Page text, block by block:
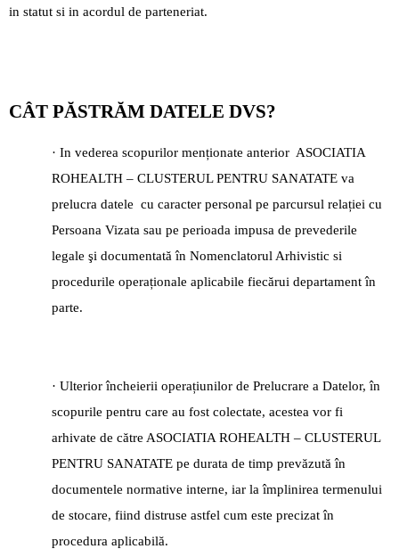
in statut si in acordul de parteneriat.
CÂT PĂSTRĂM DATELE DVS?
· In vederea scopurilor menționate anterior ASOCIATIA
ROHEALTH – CLUSTERUL PENTRU SANATATE va
prelucra datele cu caracter personal pe parcursul relației cu
Persoana Vizata sau pe perioada impusa de prevederile
legale şi documentată în Nomenclatorul Arhivistic si
procedurile operaționale aplicabile fiecărui departament în
parte.
· Ulterior încheierii operațiunilor de Prelucrare a Datelor, în
scopurile pentru care au fost colectate, acestea vor fi
arhivate de către ASOCIATIA ROHEALTH – CLUSTERUL
PENTRU SANATATE pe durata de timp prevăzută în
documentele normative interne, iar la împlinirea termenului
de stocare, fiind distruse astfel cum este precizat în
procedura aplicabilă.